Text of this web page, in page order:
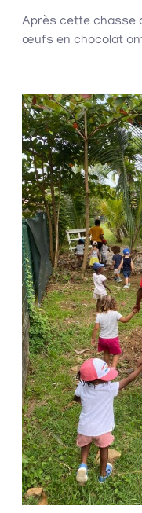
Après cette chasse
œufs en chocolat